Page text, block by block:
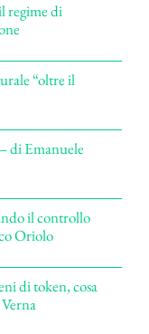
regime di
“oltre il
di Emanuele
il controllo
Oriolo
di token, cosa